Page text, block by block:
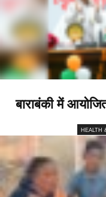
बाराबंकी में आयोजित
HEALTH